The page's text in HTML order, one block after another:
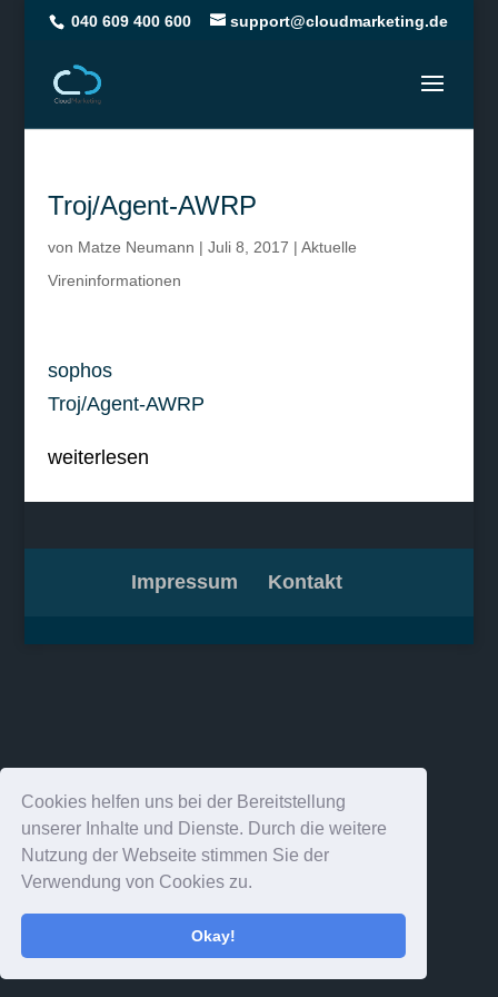
Cookies helfen uns bei der Bereitstellung
unserer Inhalte und Dienste. Durch die weitere
Nutzung der Webseite stimmen Sie der
Verwendung von Cookies zu.
Okay!
040 609 400 600 support@cloudmarketing.de
Troj/Agent-AWRP
von Matze Neumann | Juli 8, 2017 | Aktuelle
Vireninformationen
sophos
Troj/Agent-AWRP
weiterlesen
Impressum Kontakt